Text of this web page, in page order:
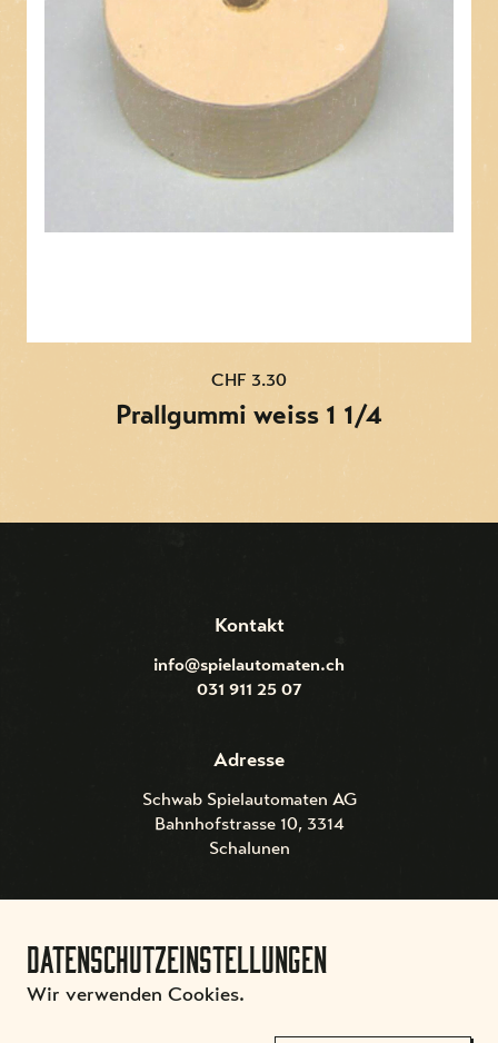
Datenschutzeinstellungen
Wir verwenden Cookies.
CHF 3.30
Prallgummi weiss 1 1/4
Kontakt
info@spielautomaten.ch
031 911 25 07
Adresse
Schwab Spielautomaten AG
Bahnhofstrasse 10, 3314
Schalunen
AGBImpressum & Datenschutz